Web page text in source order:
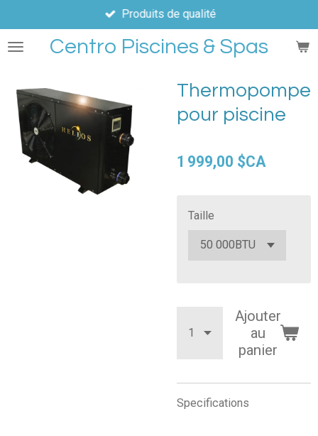
au
contenuCentro Piscines & Spas
Produits de qualité
Thermopompe
pour piscine
1 999,00 $CA
Taille
Ajouter
au
panier
Specifications